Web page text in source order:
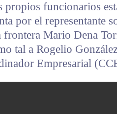
funcionarios
por el representante
Mario Dena
tal a Rogelio
Empresarial